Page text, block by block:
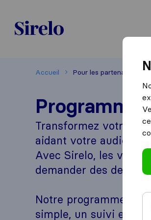
Sirelo.ch
Accueil Pour les partenaires
Transformez votre
aidant votre audience
Avec Sirelo, les
demander des devis
Notre programme
simple, un suivi en